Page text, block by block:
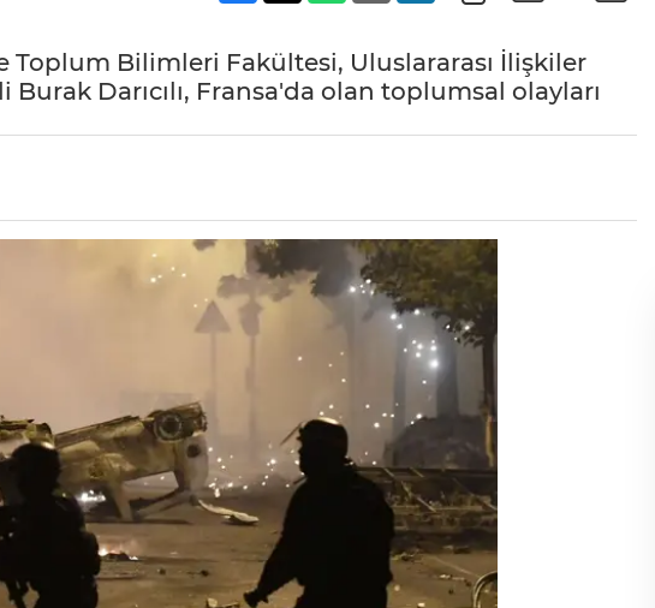
Toplum Bilimleri Fakültesi, Uluslararası İlişkiler
Darıcılı, Fransa'da olan toplumsal olayları